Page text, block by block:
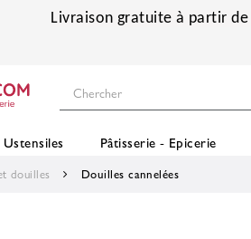
Livraison gratuite à partir
Ustensiles Pâtisserie - Epicerie
douilles Douilles cannelées